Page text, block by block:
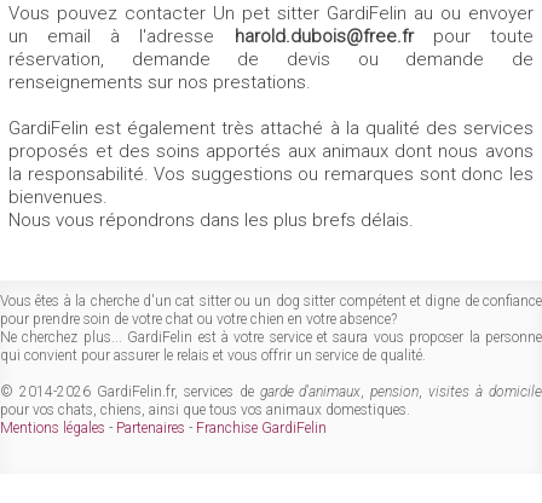
Vous pouvez contacter Un pet sitter GardiFelin au ou envoyer
un email à l'adresse harold.dubois@free.frpour toute
réservation, demande de devis ou demande de
renseignements sur nos prestations.
GardiFelin est également très attaché à la qualité des services
proposés et des soins apportés aux animaux dont nous avons
la responsabilité. Vos suggestions ou remarques sont donc les
bienvenues.
Nous vous répondrons dans les plus brefs délais.
Vous êtes à la cherche d'un cat sitter ou un dog sitter compétent et digne de confiance
pour prendre soin de votre chat ou votre chien en votre absence?
Ne cherchez plus... GardiFelin est à votre service et saura vous proposer la personne
qui convient pour assurer le relais et vous offrir un service de qualité.
© 2014-2026 GardiFelin.fr, services de garde d'animaux ,pension ,visites à domicile
pour vos chats, chiens, ainsi que tous vos animaux domestiques.
Mentions légales - Partenaires - Franchise GardiFelin